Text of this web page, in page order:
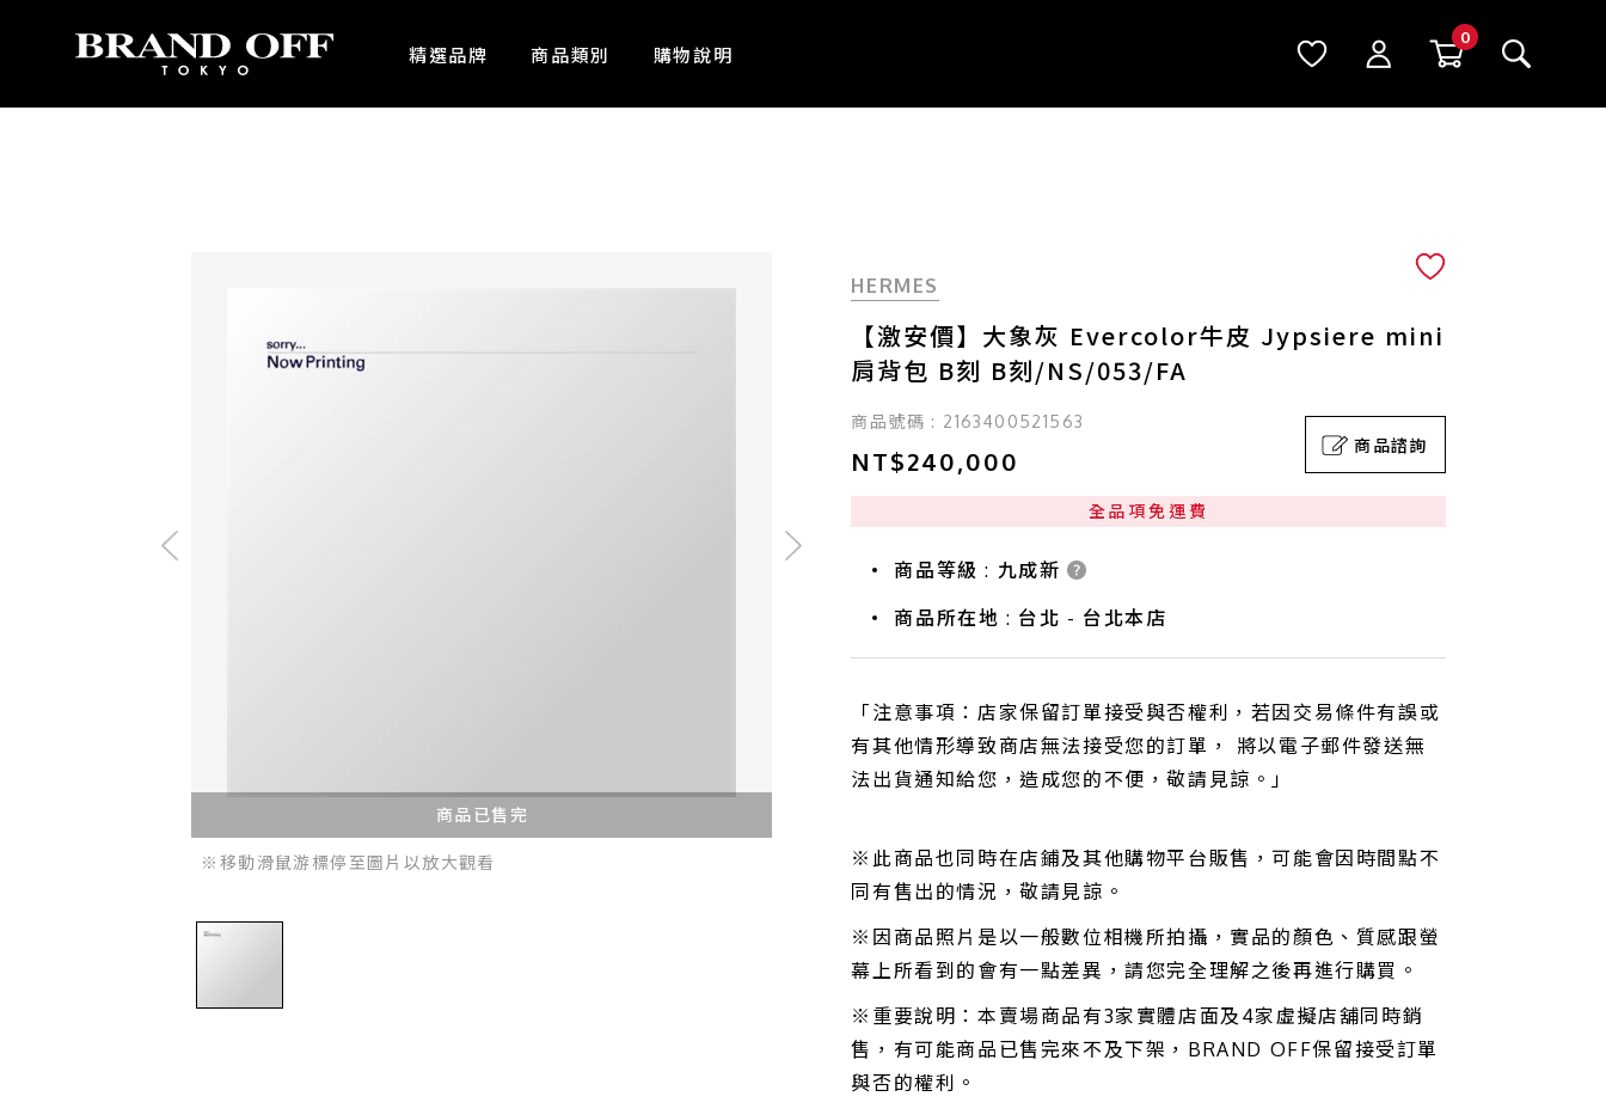
精選品牌
商品類別 購物說明
商品已售完
※移動滑鼠游標停至圖片以放大觀看
HERMES
【激安價】大象灰 Evercolor牛皮 Jypsiere mini
肩背包 B刻 B刻/NS/053/FA
商品號碼 : 2163400521563
NT$240,000
商品諮詢
全品項免運費
商品等級 : 九成新
商品所在地 : 台北 - 台北本店
「注意事項：店家保留訂單接受與否權利，若因交易條件有誤或
有其他情形導致商店無法接受您的訂單， 將以電子郵件發送無
法出貨通知給您，造成您的不便，敬請見諒。」
※此商品也同時在店鋪及其他購物平台販售，可能會因時間點不
同有售出的情況，敬請見諒。
※因商品照片是以一般數位相機所拍攝，實品的顏色、質感跟螢
幕上所看到的會有一點差異，請您完全理解之後再進行購買。
※重要說明：本賣場商品有3家實體店面及4家虛擬店舖同時銷
售，有可能商品已售完來不及下架，BRAND OFF保留接受訂單
與否的權利。